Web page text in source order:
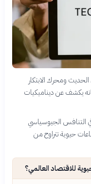
ومحرك الابتكار
يكشف عن ديناميكيات
التنافس الجيوسياسي
حيوية تتراوح من
للاقتصاد العالمي؟